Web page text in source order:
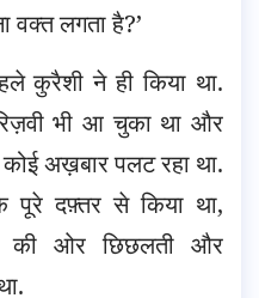
वक्त लगता है?’
कुरैशी ने ही किया था.
भी आ चुका था और
अख़बार पलट रहा था.
पूरे दफ़्तर से किया था,
की ओर छिछलती और